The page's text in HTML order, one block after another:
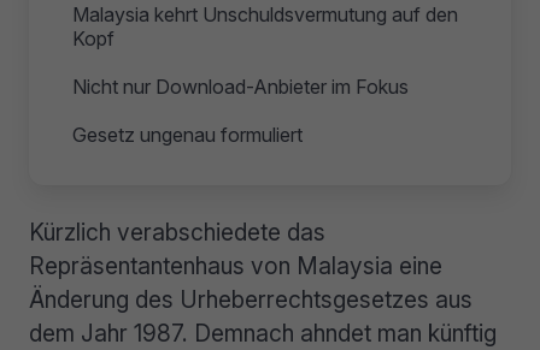
Malaysia kehrt Unschuldsvermutung auf den
Kopf
Nicht nur Download-Anbieter im Fokus
Gesetz ungenau formuliert
Kürzlich verabschiedete das
Repräsentantenhaus von Malaysia eine
Änderung des Urheberrechtsgesetzes aus
dem Jahr 1987. Demnach ahndet man künftig